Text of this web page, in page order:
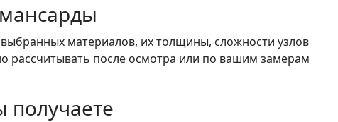
материалов, их толщины, сложности узлов
рассчитывать после осмотра или по вашим замерам